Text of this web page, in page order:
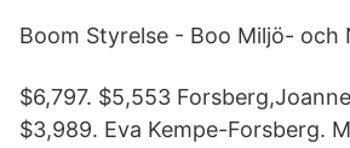
Boom Styrelse - Boo Miljö- och
$6,797. $5,553
$3,989. Eva Kempe-Forsberg.